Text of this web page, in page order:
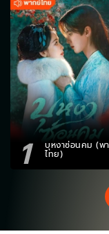
1 บุหงาซ่อนคม (พ
ไทย)